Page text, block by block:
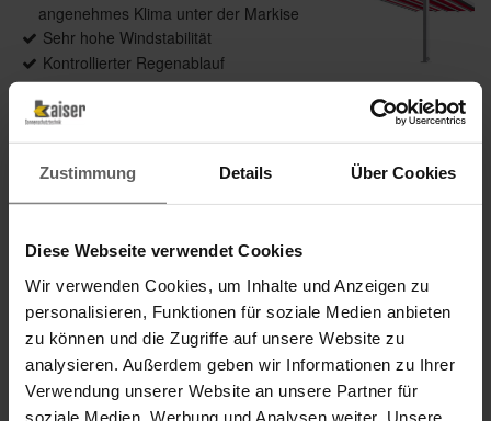
Zustimmung Details Über Cookies
Diese Webseite verwendet Cookies
Wir verwenden Cookies, um Inhalte und Anzeigen zu
personalisieren, Funktionen für soziale Medien anbieten
zu können und die Zugriffe auf unsere Website zu
analysieren. Außerdem geben wir Informationen zu Ihrer
Verwendung unserer Website an unsere Partner für
soziale Medien, Werbung und Analysen weiter. Unsere
angenehmes Klima unter der Markise
Sehr hohe Windstabilität
Kontrollierter Regenablauf
Produktdetails
max. Ausfall: 6.000 mm
Antrieb: Motor
Farbe: Pulverbeschichtet gem. WAREMA
Farbwelt
Markisentuch: Soltis W96
Montage: Wandmontage